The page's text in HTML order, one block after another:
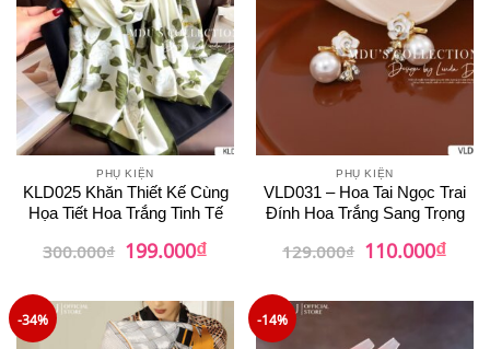
PHỤ KIỆN
KLD025 Khăn Thiết Kế Cùng
Họa Tiết Hoa Trắng Tinh Tế
300.000₫ Giá
gốc
199.000₫Giá
hiện
199.000₫.
PHỤ KIỆN
VLD031 – Hoa Tai Ngọc Trai
Đính Hoa Trắng Sang Trọng
129.000₫ Giá
gốc
110.000₫Giá
hiện
-34% -14%